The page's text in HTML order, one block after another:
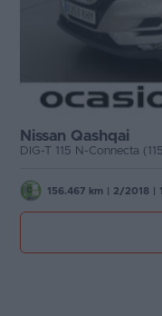
Nissan Qashqai
DIG-T 115 N-Connecta
156.467 km 2/2018